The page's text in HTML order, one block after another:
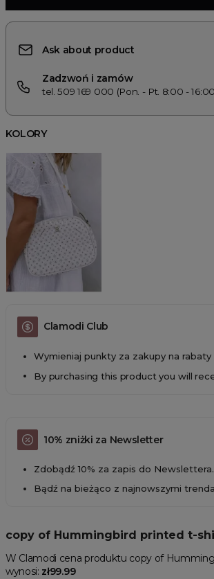
Ask about product
Zadzwoń i zamów
tel. 509 169 000 (Pon. - Pt. 8:00 -
KOLORY
Clamodi Club
Wymieniaj punkty za zakupy na rabaty
By purchasing this product you will
10% zniżki za Newsletter
Zdobądź 10% za zapis do Newslettera.
Bądź na bieżąco z najnowszymi
copy of Hummingbird printed t-
W Clamodi cena produktu copy of
wynosi: zł99.99